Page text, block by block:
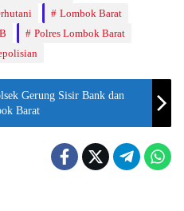
Lombok Barat
Polres Lombok Barat
Gerung Sisir Bank dan
Barat